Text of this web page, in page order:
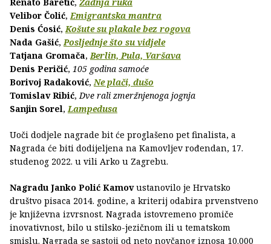
Velibor Čolić, Emigrantska mantra
Denis Ćosić, Košute su plakale bez rogova
Nada Gašić, Posljednje što su vidjele
Tatjana Gromača, Berlin, Pula, Varšava
Denis Peričić, 105 godina samoće
Borivoj Radaković, Ne plači, dušo
Tomislav Ribić, Dve rali zmeržnjenoga jognja
Sanjin Sorel, Lampedusa
Uoči dodjele nagrade bit će proglašeno pet finalista, a
Nagrada će biti dodijeljena na Kamovljev rođendan, 17.
studenog 2022. u vili Arko u Zagrebu.
Nagradu Janko Polić Kamovustanovilo je Hrvatsko
društvo pisaca 2014. godine, a kriterij odabira prvenstveno
je književna izvrsnost. Nagrada istovremeno promiče
inovativnost, bilo u stilsko-jezičnom ili u tematskom
smislu. Nagrada se sastoji od neto novčanog iznosa 10.000